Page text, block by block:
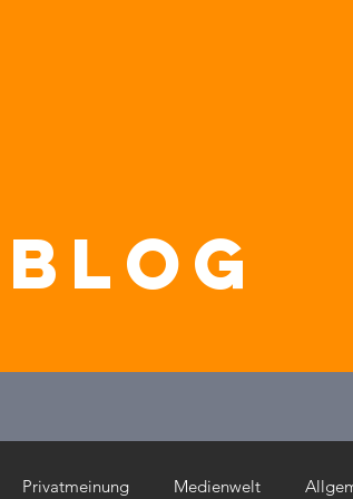
blog
Privatmeinung Medienwelt